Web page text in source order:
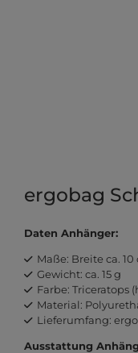
ergobag
Daten Anhänger:
Maße: Breite ca. 10
Gewicht: ca. 15 g
Farbe: Triceratops
Material:
Lieferumfang:
Ausstattung